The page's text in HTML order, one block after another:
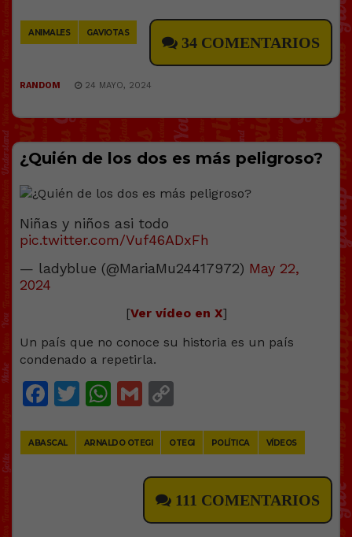
ANIMALES GAVIOTAS
34 COMENTARIOS
RANDOM 24 MAYO, 2024
¿Quién de los dos es más peligroso?
Niñas y niños asi todo
pic.twitter.com/Vuf46ADxFh
— ladyblue (@MariaMu24417972) May 22,
2024
[Ver vídeo en X]
Un país que no conoce su historia es un país
condenado a repetirla.
Facebook
Twitter
WhatsApp
Gmail
ABASCAL ARNALDO OTEGI OTEGI POLÍTICA VÍDEOS
111 COMENTARIOS